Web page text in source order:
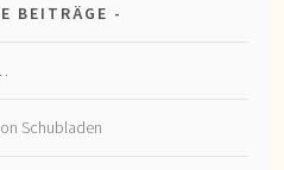
BEITRÄGE
Schubladen